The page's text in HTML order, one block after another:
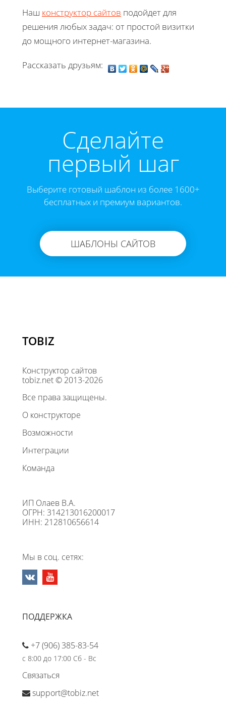
Наш конструктор сайтов подойдет для
решения любых задач: от простой визитки
до мощного интернет-магазина.
Рассказать друзьям:
Cделайте
первый шаг
Выберите готовый шаблон из более 1600+
бесплатных и премиум вариантов.
ШАБЛОНЫ САЙТОВ
TOBIZ
Конструктор сайтов
tobiz.net © 2013-2026
Все права защищены.
О конструкторе
Возможности
Интеграции
Команда
ИП Олаев В.А.
ОГРН: 314213016200017
ИНН: 212810656614
Мы в соц. сетях:
ПОДДЕРЖКА
+7 (906) 385-83-54
с 8:00 до 17:00 Сб - Вс
Связаться
support@tobiz.net